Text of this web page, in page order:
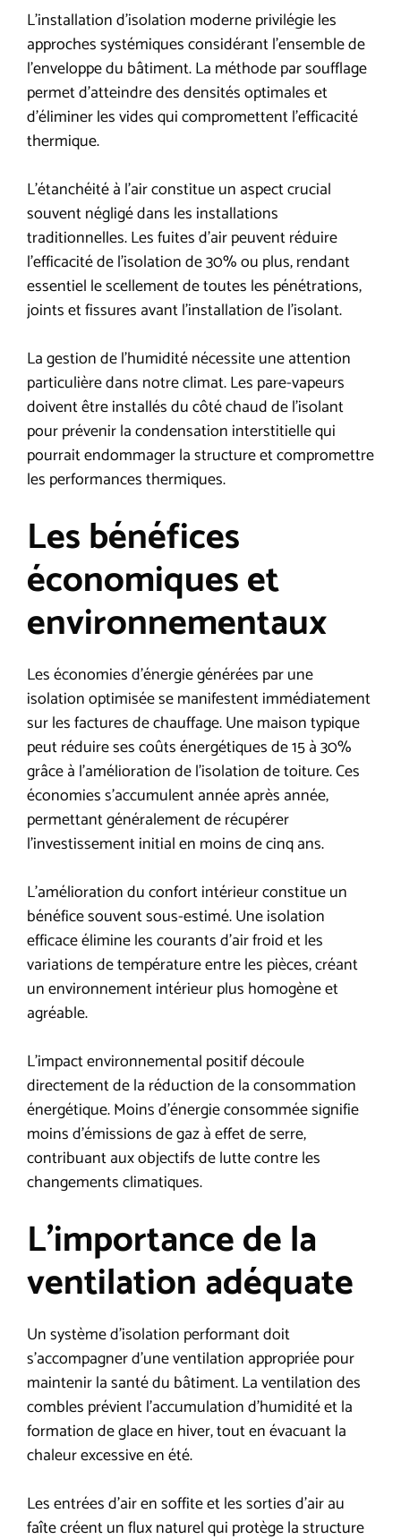
L’installation d’isolation moderne privilégie les
approches systémiques considérant l’ensemble de
l’enveloppe du bâtiment. La méthode par soufflage
permet d’atteindre des densités optimales et
d’éliminer les vides qui compromettent l’efficacité
thermique.
L’étanchéité à l’air constitue un aspect crucial
souvent négligé dans les installations
traditionnelles. Les fuites d’air peuvent réduire
l’efficacité de l’isolation de 30% ou plus, rendant
essentiel le scellement de toutes les pénétrations,
joints et fissures avant l’installation de l’isolant.
La gestion de l’humidité nécessite une attention
particulière dans notre climat. Les pare-vapeurs
doivent être installés du côté chaud de l’isolant
pour prévenir la condensation interstitielle qui
pourrait endommager la structure et compromettre
les performances thermiques.
Les bénéfices
économiques et
environnementaux
Les économies d’énergie générées par une
isolation optimisée se manifestent immédiatement
sur les factures de chauffage. Une maison typique
peut réduire ses coûts énergétiques de 15 à 30%
grâce à l’amélioration de l’isolation de toiture. Ces
économies s’accumulent année après année,
permettant généralement de récupérer
l’investissement initial en moins de cinq ans.
L’amélioration du confort intérieur constitue un
bénéfice souvent sous-estimé. Une isolation
efficace élimine les courants d’air froid et les
variations de température entre les pièces, créant
un environnement intérieur plus homogène et
agréable.
L’impact environnemental positif découle
directement de la réduction de la consommation
énergétique. Moins d’énergie consommée signifie
moins d’émissions de gaz à effet de serre,
contribuant aux objectifs de lutte contre les
changements climatiques.
L’importance de la
ventilation adéquate
Un système d’isolation performant doit
s’accompagner d’une ventilation appropriée pour
maintenir la santé du bâtiment. La ventilation des
combles prévient l’accumulation d’humidité et la
formation de glace en hiver, tout en évacuant la
chaleur excessive en été.
Les entrées d’air en soffite et les sorties d’air au
faîte créent un flux naturel qui protège la structure